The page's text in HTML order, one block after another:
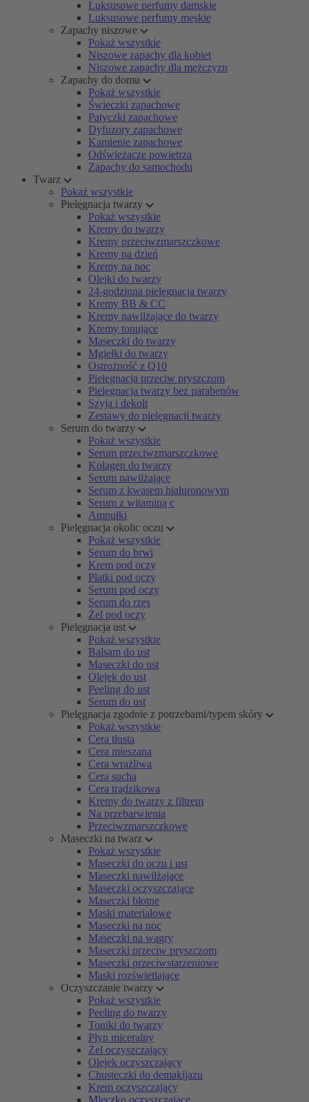
Luksusowe perfumy damskie
Luksusowe perfumy męskie
Zapachy niszowe
Pokaż wszystkie
Niszowe zapachy dla kobiet
Niszowe zapachy dla mężczyzn
Zapachy do domu
Pokaż wszystkie
Świeczki zapachowe
Patyczki zapachowe
Dyfuzory zapachowe
Kamienie zapachowe
Odświeżacze powietrza
Zapachy do samochodu
Twarz
Pokaż wszystkie
Pielęgnacja twarzy
Pokaż wszystkie
Kremy do twarzy
Kremy przeciwzmarszczkowe
Kremy na dzień
Kremy na noc
Olejki do twarzy
24-godzinna pielęgnacja twarzy
Kremy BB & CC
Kremy nawilżające do twarzy
Kremy tonujące
Maseczki do twarzy
Mgiełki do twarzy
Ostrożność z Q10
Pielęgnacja przeciw pryszczom
Pielęgnacja twarzy bez parabenów
Szyja i dekolt
Zestawy do pielęgnacji twarzy
Serum do twarzy
Pokaż wszystkie
Serum przeciwzmarszczkowe
Kolagen do twarzy
Serum nawilżające
Serum z kwasem hialuronowym
Serum z witaminą c
Ampułki
Pielęgnacja okolic oczu
Pokaż wszystkie
Serum do brwi
Krem pod oczy
Płatki pod oczy
Serum pod oczy
Serum do rzęs
Żel pod oczy
Pielęgnacja ust
Pokaż wszystkie
Balsam do ust
Maseczki do ust
Olejek do ust
Peeling do ust
Serum do ust
Pielęgnacja zgodnie z potrzebami/typem skóry
Pokaż wszystkie
Cera tłusta
Cera mieszana
Cera wrażliwa
Cera sucha
Cera trądzikowa
Kremy do twarzy z filtrem
Na przebarwienia
Przeciwzmarszczkowe
Maseczki na twarz
Pokaż wszystkie
Maseczki do oczu i ust
Maseczki nawilżające
Maseczki oczyszczające
Maseczki błotne
Maski materiałowe
Maseczki na noc
Maseczki na wągry
Maseczki przeciw pryszczom
Maseczki przeciwstarzeniowe
Maski rozświetlające
Oczyszczanie twarzy
Pokaż wszystkie
Peeling do twarzy
Toniki do twarzy
Płyn miceralny
Żel oczyszczający
Olejek oczyszczający
Chusteczki do demakijażu
Krem oczyszczający
Mleczko oczyszczające